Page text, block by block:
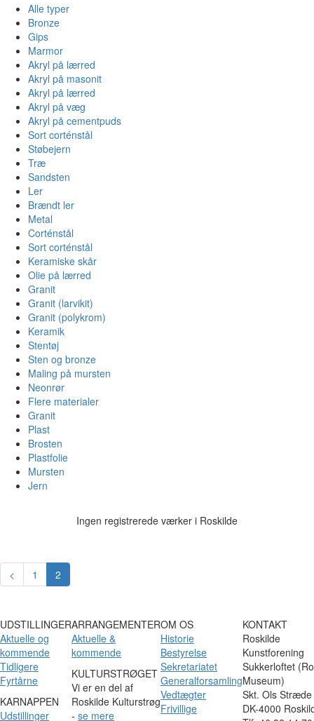
Alle typer
Bronze
Gips
Marmor
Akryl på lærred
Akryl på masonit
Akryl på lærred
Akryl på væg
Akryl på cementpuds
Sort corténstål
Støbejern
Træ
Sandsten
Ler
Brændt ler
Metal
Corténstål
Sort corténstål
Keramiske skår
Olie på lærred
Granit
Granit (larvikit)
Granit (polykrom)
Keramik
Stentøj
Sten og bronze
Maling på mursten
Neonrør
Flere materialer
Granit
Plast
Brosten
Plastfolie
Mursten
Jern
Ingen registrerede værker i Roskilde
< 1 2
UDSTILLINGER
Aktuelle og
kommende
Tidligere
Fyrtårne
KARNAPPEN
Udstillinger
ARRANGEMENTER
Aktuelle &
kommende
KULTURSTRØGET
Vi er en del af
Roskilde Kulturstrøg
- se mere
OM OS
Historie
Bestyrelse
Sekretariatet
Generalforsamling
Vedtægter
Frivillige
KONTAKT
Roskilde
Kunstforening
Sukkerloftet
Museum)
Skt. Ols
DK-4000